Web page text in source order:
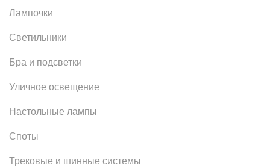
Лампочки
Светильники
Бра и подсветки
Уличное освещение
Настольные лампы
Споты
Трековые и шинные системы